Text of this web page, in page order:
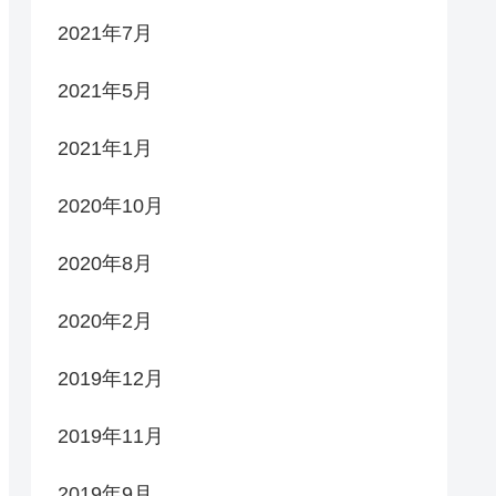
2021年7月
2021年5月
2021年1月
2020年10月
2020年8月
2020年2月
2019年12月
2019年11月